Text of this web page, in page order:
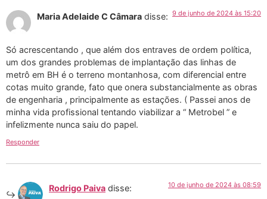
Maria Adelaide C Câmara disse: 9 de junho de 2024 às 15:20
Só acrescentando , que além dos entraves de ordem política,
um dos grandes problemas de implantação das linhas de
metrô em BH é o terreno montanhosa, com diferencial entre
cotas muito grande, fato que onera substancialmente as obras
de engenharia , principalmente as estações. ( Passei anos de
minha vida profissional tentando viabilizar a “ Metrobel ” e
infelizmente nunca saiu do papel.
Responder
Rodrigo Paiva disse: 10 de junho de 2024 às 08:59